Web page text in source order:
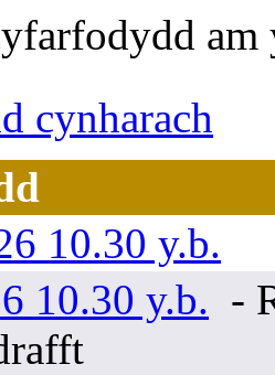
cynharach
10.30 y.b.
10.30 y.b. -